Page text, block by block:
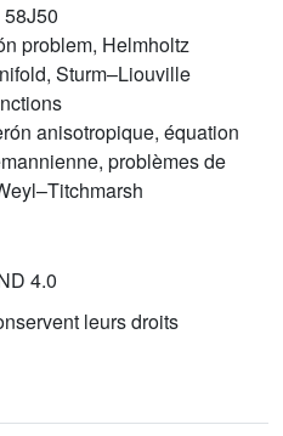
problem, Helmholtz
Sturm–Liouville
anisotropique, équation
problèmes de
4.0
leurs droits